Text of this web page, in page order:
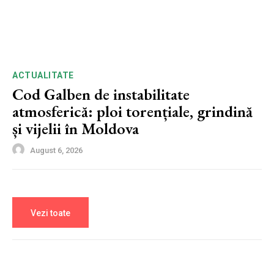
ACTUALITATE
Cod Galben de instabilitate
atmosferică: ploi torențiale, grindină
și vijelii în Moldova
August 6, 2026
Vezi toate